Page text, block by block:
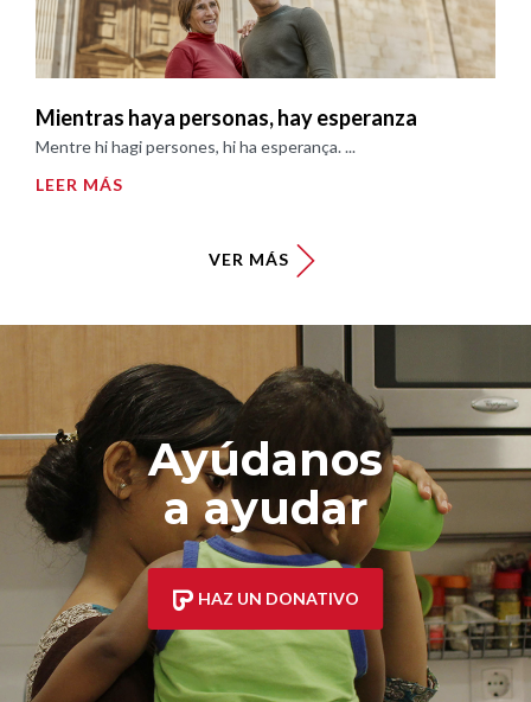
Mientras haya personas, hay esperanza
Mentre hi hagi persones, hi ha esperança. ...
LEER MÁS
VER MÁS
Ayúdanos
a ayudar
HAZ UN DONATIVO